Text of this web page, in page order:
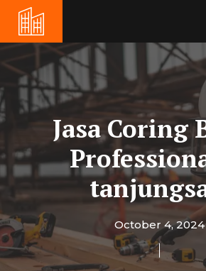
content
Jasa Coring
October 4, 2024